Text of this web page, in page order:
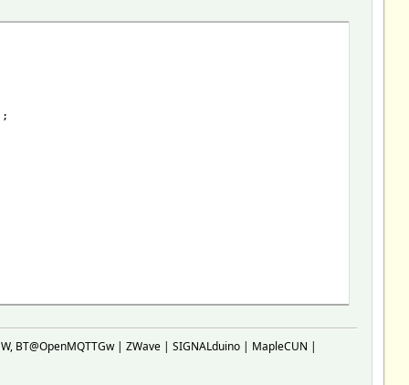
BT@OpenMQTTGw | ZWave | SIGNALduino | MapleCUN |